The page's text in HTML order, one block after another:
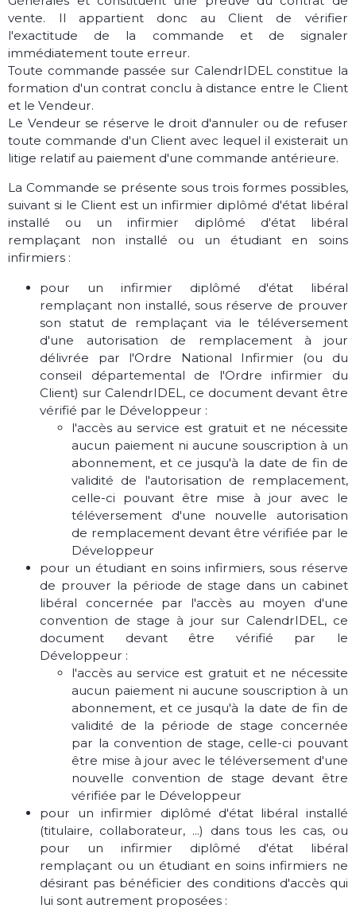
vente. Il appartient donc au Client de vérifier
l'exactitude de la commande et de signaler
immédiatement toute erreur.
Toute commande passée sur CalendrIDEL constitue la
formation d'un contrat conclu à distance entre le Client
et le Vendeur.
Le Vendeur se réserve le droit d'annuler ou de refuser
toute commande d'un Client avec lequel il existerait un
litige relatif au paiement d'une commande antérieure.
La Commande se présente sous trois formes possibles,
suivant si le Client est un infirmier diplômé d'état libéral
installé ou un infirmier diplômé d'état libéral
remplaçant non installé ou un étudiant en soins
infirmiers :
pour un infirmier diplômé d'état libéral
remplaçant non installé, sous réserve de prouver
son statut de remplaçant via le téléversement
d'une autorisation de remplacement à jour
délivrée par l'Ordre National Infirmier (ou du
conseil départemental de l'Ordre infirmier du
Client) sur CalendrIDEL, ce document devant être
vérifié par le Développeur :
l'accès au service est gratuit et ne nécessite
aucun paiement ni aucune souscription à un
abonnement, et ce jusqu'à la date de fin de
validité de l'autorisation de remplacement,
celle-ci pouvant être mise à jour avec le
téléversement d'une nouvelle autorisation
de remplacement devant être vérifiée par le
Développeur
pour un étudiant en soins infirmiers, sous réserve
de prouver la période de stage dans un cabinet
libéral concernée par l'accès au moyen d'une
convention de stage à jour sur CalendrIDEL, ce
document devant être vérifié par le
Développeur :
l'accès au service est gratuit et ne nécessite
aucun paiement ni aucune souscription à un
abonnement, et ce jusqu'à la date de fin de
validité de la période de stage concernée
par la convention de stage, celle-ci pouvant
être mise à jour avec le téléversement d'une
nouvelle convention de stage devant être
vérifiée par le Développeur
pour un infirmier diplômé d'état libéral installé
(titulaire, collaborateur, ...) dans tous les cas, ou
pour un infirmier diplômé d'état libéral
remplaçant ou un étudiant en soins infirmiers ne
désirant pas bénéficier des conditions d'accès qui
lui sont autrement proposées :